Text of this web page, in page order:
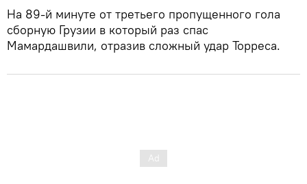
На 89-й минуте от третьего пропущенного гола
сборную Грузии в который раз спас
Мамардашвили, отразив сложный удар Торреса.